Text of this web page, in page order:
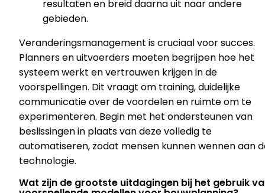
resultaten en breid daarna uit naar andere
gebieden.
Veranderingsmanagement is cruciaal voor succes.
Planners en uitvoerders moeten begrijpen hoe het
systeem werkt en vertrouwen krijgen in de
voorspellingen. Dit vraagt om training, duidelijke
communicatie over de voordelen en ruimte om te
experimenteren. Begin met het ondersteunen van
beslissingen in plaats van deze volledig te
automatiseren, zodat mensen kunnen wennen aan
technologie.
Wat zijn de grootste uitdagingen bij het gebruik